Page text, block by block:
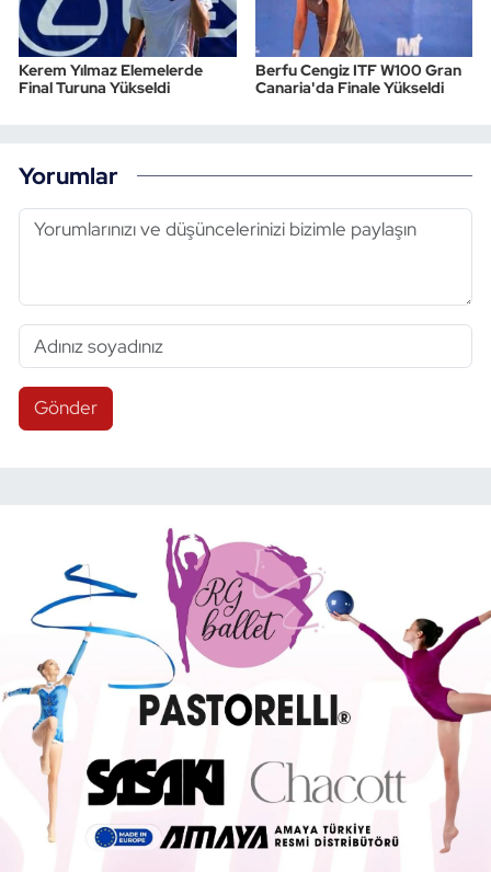
Kerem Yılmaz Elemelerde
Final Turuna Yükseldi
Berfu Cengiz ITF W100 Gran
Canaria'da Finale Yükseldi
Yorumlar
Gönder